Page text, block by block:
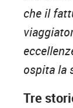
che il
ospita la
Tre